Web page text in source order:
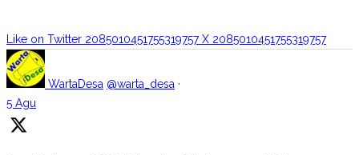
Like on Twitter 2085010451755319757 X 2085010451755319757
WartaDesa @warta_desa ·
5 Agu